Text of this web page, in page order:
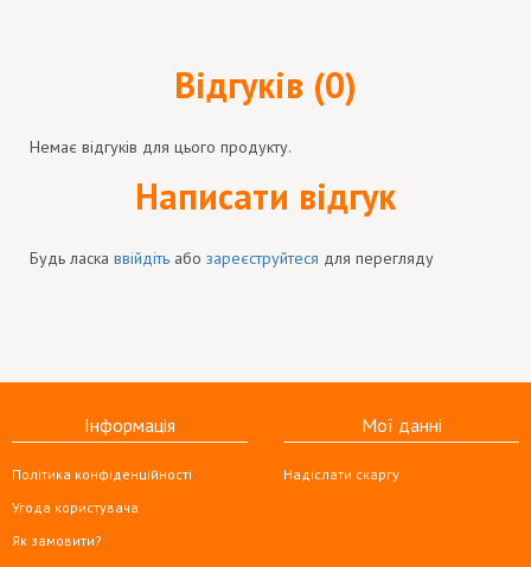
Відгуків (0)
Немає відгуків для цього продукту.
Написати відгук
Будь ласка ввійдіть або зареєструйтеся для перегляду
Інформація
Політика конфіденційності
Угода користувача
Як замовити?
Мої данні
Надіслати скаргу